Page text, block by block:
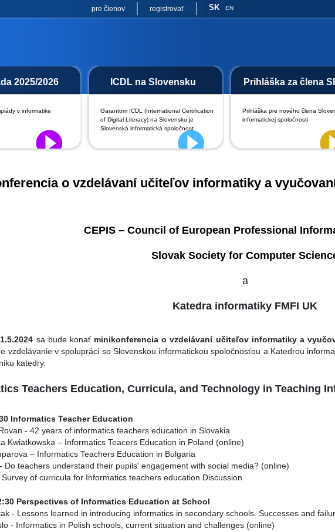
pre členov registrovať SK EN
o vzdelávaní učiteľov informatiky a
CEPIS – Council of European Professional
Slovak Society for Computer
a
Katedra informatiky FMFI UK
sa bude konať minikonferencia o vzdelávaní učiteľov informatiky a
vzdelávanie v spolupráci so Slovenskou informatickou spoločnosťou a Katedrou
katedry.
Teachers Education, Curricula, and Technology in Teaching
Informatics Teacher Education
- 42 years of informatics teachers education in Slovakia
Kwiatkowska – Informatics Teacers Education in Poland (online)
– Informatics Teachers Education in Bulgaria
- Do teachers understand their pupils' engagement with social media? (online)
Survey of curricula for Informatics teachers education Discussion
Perspectives of Informatics Education at School
- Lessons learned in introducing informatics in secondary schools. Successes and
- Informatics in Polish schools, current situation and challenges (online)
2025/2026
v informatike
ICDL na Slovensku
Garantom ICDL (International Certification
of Digital Literacy) na Slovensku je
Slovenská informatická spoločnosť
Prihláška za člena
Prihláška pre nového člena
informatickej spoločnosti